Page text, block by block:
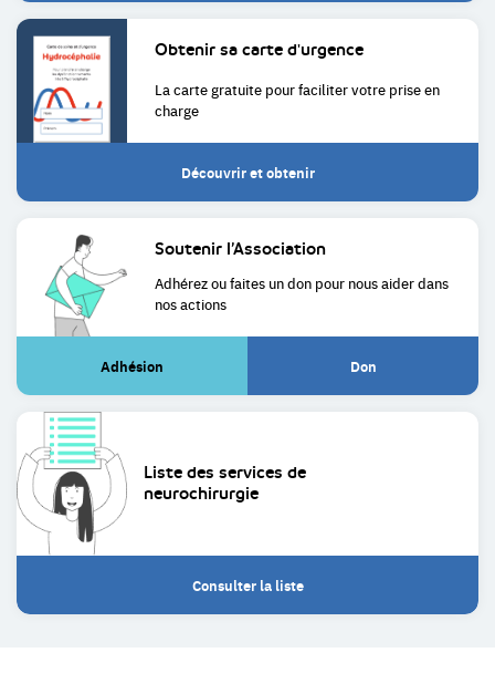
Obtenir sa carte d'urgence
La carte gratuite pour facilitervotre prise en
charge
Découvrir et obtenir
Soutenir l’Association
Adhérez ou faites un don pour nous aider dans
nos actions
Adhésion
(Lien Don
(Lien
Liste des services de
neurochirurgie
Consulter la liste